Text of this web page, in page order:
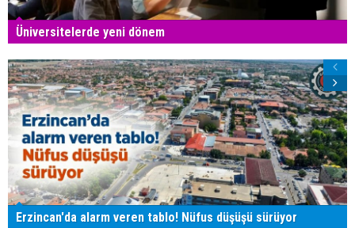
Üniversitelerde yeni dönem
Erzincan'da alarm veren tablo! Nüfus düşüşü sürüyor